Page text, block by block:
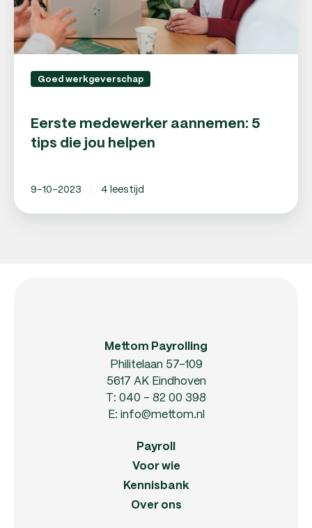
Goed werkgeverschap
Eerste medewerker aannemen: 5
tips die jou helpen
9-10-2023 4 leestijd
Mettom Payrolling
Philitelaan 57-109
5617 AK Eindhoven
T: 040 - 82 00 398
E: info@mettom.nl
Payroll
Voor wie
Kennisbank
Over ons